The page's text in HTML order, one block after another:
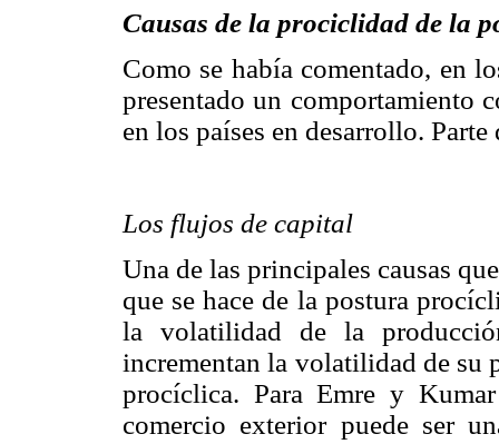
Causas de la prociclidad de la
Como se había comentado, en
presentado un comportamiento
en los países en desarrollo.
Los flujos de capital
Una de las principales causas
que se hace de la postura
la volatilidad de la
incrementan la volatilidad de su
procíclica. Para Emre y
comercio exterior puede ser